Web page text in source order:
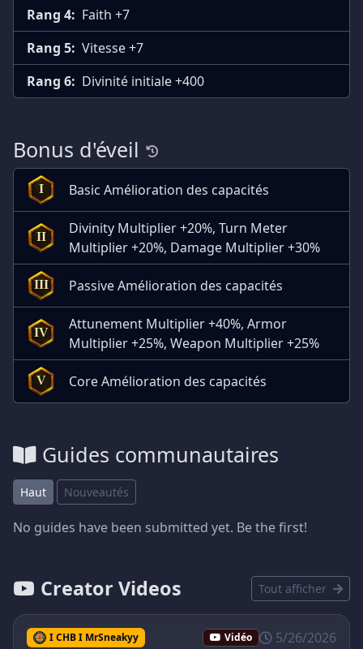
Rang 4: Faith +7
Rang 5: Vitesse +7
Rang 6: Divinité initiale +400
Bonus d'éveil
I Basic Amélioration des capacités
II
Divinity Multiplier +20%, Turn Meter
Multiplier +20%, Damage Multiplier +30%
III Passive Amélioration des capacités
IV
Attunement Multiplier +40%, Armor
Multiplier +25%, Weapon Multiplier +25%
V Core Amélioration des capacités
Guides communautaires
Haut Nouveautés
No guides have been submitted yet. Be the first!
Creator Videos Tout afficher
I CHB I MrSneakyy Vidéo 5/26/2026